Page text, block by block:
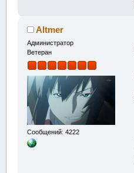
Altmer
Администратор
Ветеран
Сообщений: 4222